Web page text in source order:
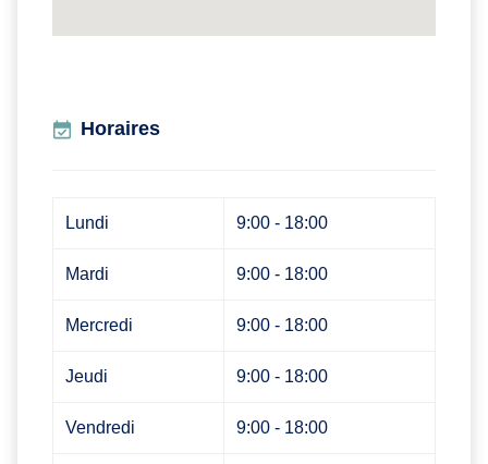
Horaires
Lundi 9:00 - 18:00
Mardi 9:00 - 18:00
Mercredi 9:00 - 18:00
Jeudi 9:00 - 18:00
Vendredi 9:00 - 18:00